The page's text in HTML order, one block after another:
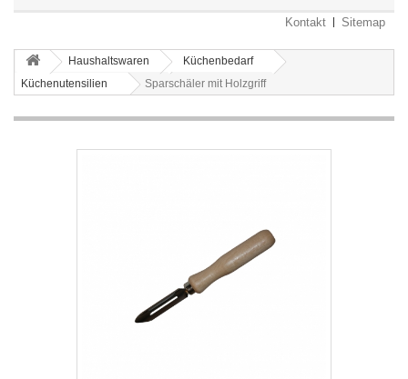
Kontakt Sitemap
Haushaltswaren
Küchenbedarf
Küchenutensilien
Sparschäler mit Holzgriff